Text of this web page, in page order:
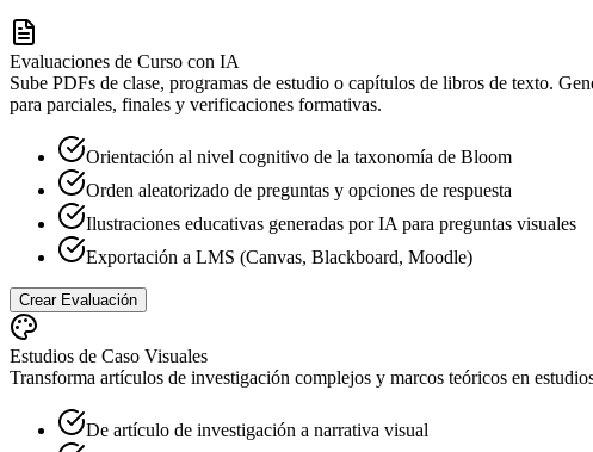
Evaluaciones de Curso con IA
Sube PDFs de clase, programas de estudio o capítulos de libros de texto.
para parciales, finales y verificaciones formativas.
Orientación al nivel cognitivo de la taxonomía de Bloom
Orden aleatorizado de preguntas y opciones de respuesta
Ilustraciones educativas generadas por IA para preguntas visuales
Exportación a LMS (Canvas, Blackboard, Moodle)
Crear Evaluación
Estudios de Caso Visuales
Transforma artículos de investigación complejos y marcos teóricos en
De artículo de investigación a narrativa visual